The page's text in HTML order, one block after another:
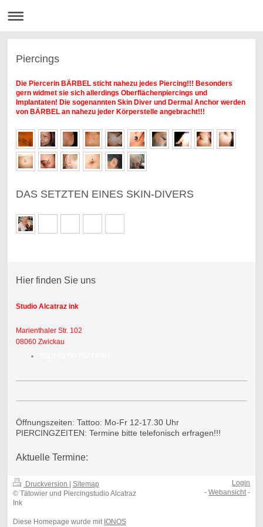
Piercings
Die Piercerin BÄRBEL sticht nahezu jedes Piercing!!! Besonders
gern widmet sie sich allerdings Oberflächenpiercings und
Implantaten! Die sogenannten Skin Diver und Dermal Anchor werden
von BÄRBEL an nahezu jeder Körperstelle angebracht!!!
DAS SETZTEN EINES SKIN-DIVERS
Hier finden Sie uns
Studio Alcatraz ink
Marienthaler Str. 102
08060 Zwickau
Öffnungszeiten: Tattoo: Mo-Fr 12-17.30 Uhr
PIERCINGZEITEN: Termine bitte telefonisch erfragen!!!
Aktuelle Termine:
Druckversion
Sitemap
© Tätowier und Piercingstudio Alcatraz
Ink
Diese Homepage wurde mit IONOS
Login
-Webansicht-